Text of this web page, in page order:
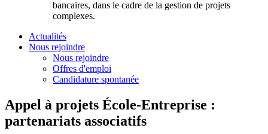
bancaires, dans le cadre de la gestion de projets
complexes.
Actualités
Nous rejoindre
Nous rejoindre
Offres d'emploi
Candidature spontanée
Appel à projets École-Entreprise :
partenariats associatifs